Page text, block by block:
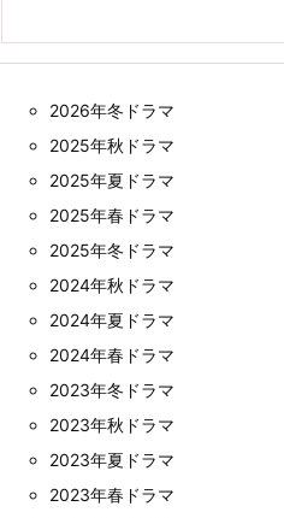
2026年冬ドラマ
2025年秋ドラマ
2025年夏ドラマ
2025年春ドラマ
2025年冬ドラマ
2024年秋ドラマ
2024年夏ドラマ
2024年春ドラマ
2023年冬ドラマ
2023年秋ドラマ
2023年夏ドラマ
2023年春ドラマ